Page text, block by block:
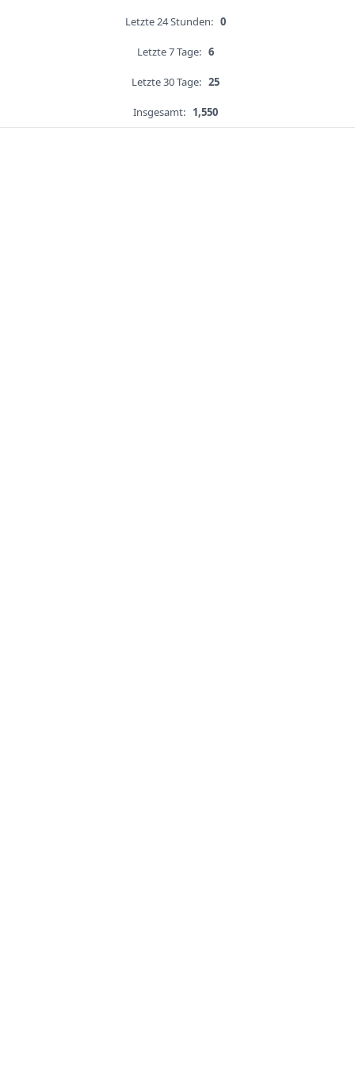
Letzte 24 Stunden: 0
Letzte 7 Tage: 6
Letzte 30 Tage: 25
Insgesamt: 1,550